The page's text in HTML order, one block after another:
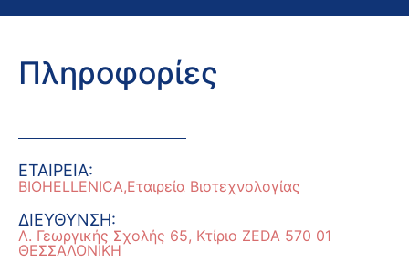
Πληροφορίες
ΕΤΑΙΡΕΙΑ:
BIOHELLENICA,Εταιρεία Βιοτεχνολογίας
ΔΙΕΥΘΥΝΣΗ:
Λ. Γεωργικής Σχολής 65, Κτίριο ZEDA 570 01
ΘΕΣΣΑΛΟΝΙΚΗ